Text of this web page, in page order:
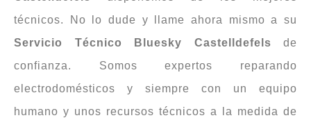
técnicos. No lo dude y llame ahora mismo a su
Servicio Técnico Bluesky Castelldefels de
confianza. Somos expertos reparando
electrodomésticos y siempre con un equipo
humano y unos recursos técnicos a la medida de